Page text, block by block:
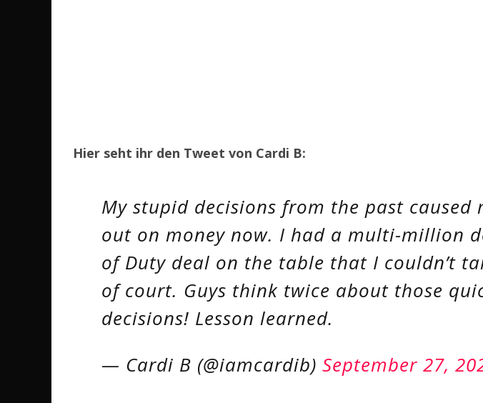
Hier seht ihr den Tweet von Cardi B:
My stupid decisions from the past caused
out on money now. I had a multi-million
of Duty deal on the table that I couldn’t
of court. Guys think twice about those
decisions! Lesson learned.
— Cardi B (@iamcardib) September 27,